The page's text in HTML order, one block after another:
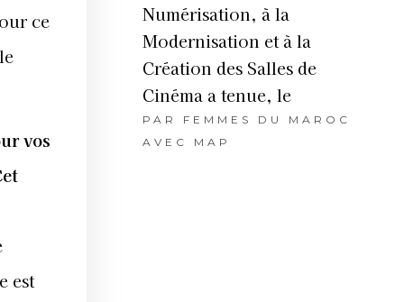
ce
vos
est
Numérisation, à la
Modernisation et à la
Création des Salles de
Cinéma a tenue, le
PAR FEMMES DU MAROC
AVEC MAP